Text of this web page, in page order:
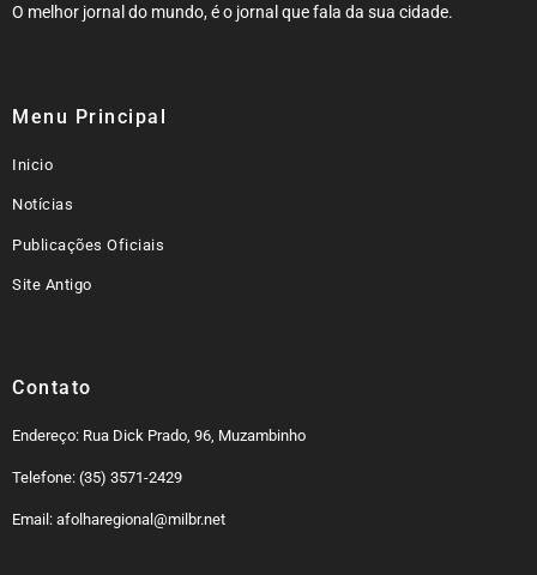
O melhor jornal do mundo, é o jornal que fala da sua cidade.
Menu Principal
Inicio
Notícias
Publicações Oficiais
Site Antigo
Contato
Endereço: Rua Dick Prado, 96, Muzambinho
Telefone: (35) 3571-2429
Email: afolharegional@milbr.net